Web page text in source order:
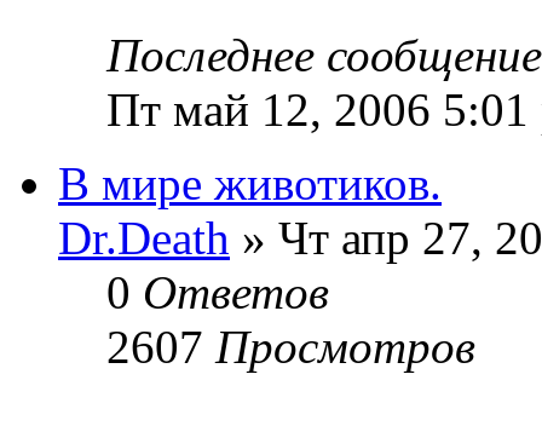
Последнее
Пт май 12, 2006 5:01
В мире животиков.
Dr.Death » Чт апр 27,
0 Ответов
2607 Просмотров